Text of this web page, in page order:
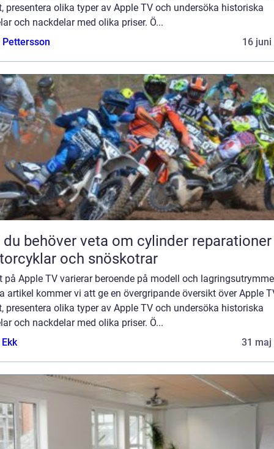
presentera olika typer av Apple TV och undersöka historiska
och nackdelar med olika priser. Ö...
16 juni
behöver veta om cylinder
och snöskotrar
på Apple TV varierar beroende på modell och
artikel kommer vi att ge en övergripande översikt över Apple
presentera olika typer av Apple TV och undersöka historiska
och nackdelar med olika priser. Ö...
31 maj